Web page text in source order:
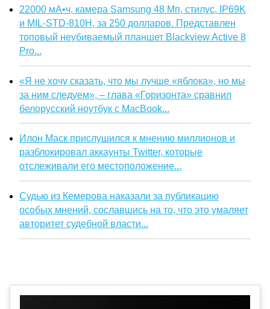
22000 мА•ч, камера Samsung 48 Мп, стилус, IP69K
и MIL-STD-810H, за 250 долларов. Представлен
топовый неубиваемый планшет Blackview Active 8
Pro...
«Я не хочу сказать, что мы лучше «яблока», но мы
за ним следуем», – глава «Горизонта» сравнил
белорусский ноутбук с MacBook...
Илон Маск прислушился к мнению миллионов и
разблокировал аккаунты Twitter, которые
отслеживали его местоположение...
Судью из Кемерова наказали за публикацию
особых мнений, сославшись на то, что это умаляет
авторитет судебной власти...